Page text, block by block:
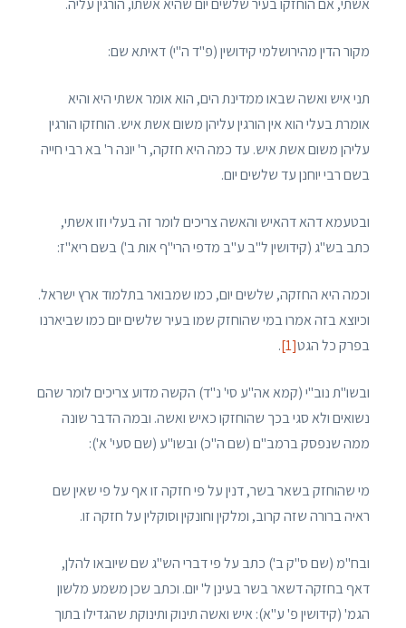
אשתי, אם הוחזקו בעיר שלשים יום שהיא אשתו, הורגין עליה.
מקור הדין מהירושלמי קידושין (פ"ד ה"י) דאיתא שם:
תני איש ואשה שבאו ממדינת הים, הוא אומר אשתי היא והיא
אומרת בעלי הוא אין הורגין עליהן משום אשת איש. הוחזקו הורגין
עליהן משום אשת איש. עד כמה היא חזקה, ר' יונה ר' בא רבי חייה
בשם רבי יוחנן עד שלשים יום.
ובטעמא דהא דהאיש והאשה צריכים לומר זה בעלי וזו אשתי,
כתב בש"ג (קידושין ל"ב ע"ב מדפי הרי"ף אות ב') בשם ריא"ז:
וכמה היא החזקה, שלשים יום, כמו שמבואר בתלמוד ארץ ישראל.
וכיוצא בזה אמרו במי שהוחזק שמו בעיר שלשים יום כמו שביארנו
בפרק כל הגט[1]
.
ובשו"ת נוב"י (קמא אה"ע סי' נ"ד) הקשה מדוע צריכים לומר שהם
נשואים ולא סגי בכך שהוחזקו כאיש ואשה. ובמה הדבר שונה
ממה שנפסק ברמב"ם (שם ה"כ) ובשו"ע (שם סעי' א'):
מי שהוחזק בשאר בשר, דנין על פי חזקה זו אף על פי שאין שם
ראיה ברורה שזה קרוב, ומלקין וחונקין וסוקלין על חזקה זו.
ובח"מ (שם ס"ק ב') כתב על פי דברי הש"ג שם שיובאו להלן,
דאף בחזקה דשאר בשר בעינן ל' יום. וכתב שכן משמע מלשון
הגמ' (קידושין פ' ע"א): איש ואשה תינוק ותינוקת שהגדילו בתוך